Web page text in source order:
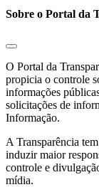
Sobre o Portal da
O Portal da
propicia o controle
informações
solicitações de
Informação.
A Transparência
induzir maior
controle e
mídia.